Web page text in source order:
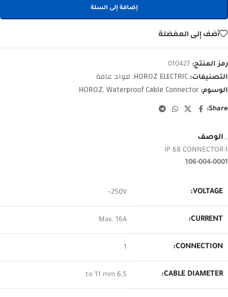
إضافة إلى السلة
أضف إلى المفضلة
رمز المنتج: 010427
التصنيفات: HOROZ ELECTRIC
, مواد عامة
الوسوم: HOROZ, Waterproof Cable Connector
Share:
الوصف
IP 68 CONNECTOR-1
106-004-0001
VOLTAGE:
250V~
CURRENT:
Max. 16A
CONNECTION:
1
CABLE DIAMETER:
6,5 to 11 mm